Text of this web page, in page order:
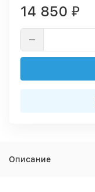
14 850 ₽
Описание